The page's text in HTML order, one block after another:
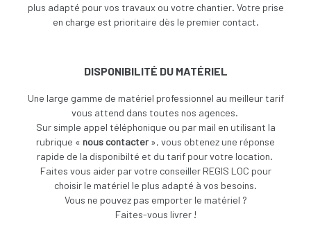
plus adapté pour vos travaux ou votre chantier. Votre prise
en charge est prioritaire dès le premier contact.
DISPONIBILITÉ DU MATÉRIEL
Une large gamme de matériel professionnel au meilleur tarif
vous attend dans toutes nos agences.
Sur simple appel téléphonique ou par mail en utilisant la
rubrique « nous contacter», vous obtenez une réponse
rapide de la disponibilté et du tarif pour votre location.
Faites vous aider par votre conseiller REGIS LOC pour
choisir le matériel le plus adapté à vos besoins.
Vous ne pouvez pas emporter le matériel ?
Faites-vous livrer !